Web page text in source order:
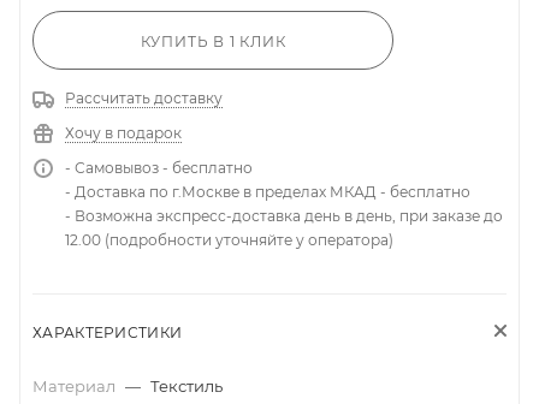
КУПИТЬ В 1 КЛИК
Рассчитать доставку
Хочу в подарок
- Самовывоз - бесплатно
- Доставка по г.Москве в пределах МКАД - бесплатно
- Возможна экспресс-доставка день в день, при заказе до
12.00 (подробности уточняйте у оператора)
ХАРАКТЕРИСТИКИ
Материал — Текстиль